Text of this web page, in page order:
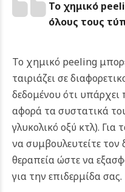
Το χημικό
όλους τους
Το χημικό peeling
ταιριάζει σε
δεδομένου ότι
αφορά τα συστατικά
γλυκολικό οξύ κτλ). Για
να συμβουλευτείτε τον
θεραπεία ώστε να
για την επιδερμίδα σας.